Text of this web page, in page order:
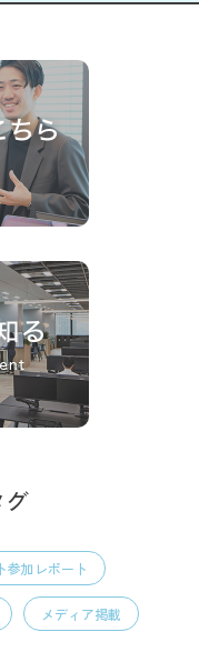
参加レポート
メディア掲載